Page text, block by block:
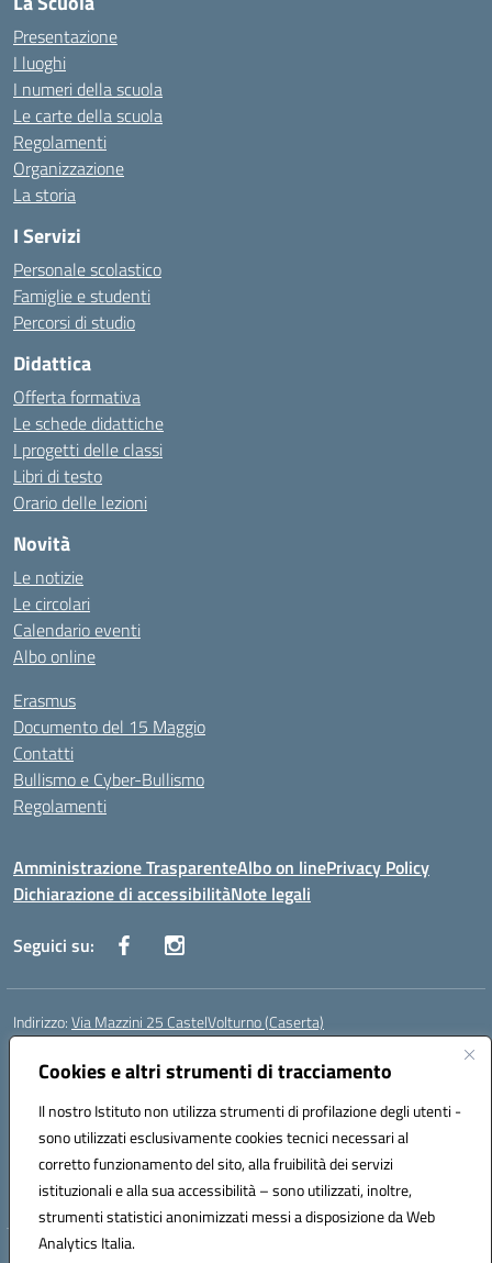
Cookies e altri strumenti di tracciamento
Il nostro Istituto non utilizza strumenti di profilazione degli utenti -
sono utilizzati esclusivamente cookies tecnici necessari al
corretto funzionamento del sito, alla fruibilità dei servizi
istituzionali e alla sua accessibilità – sono utilizzati, inoltre,
strumenti statistici anonimizzati messi a disposizione da Web
Analytics Italia.
Presentazione
I luoghi
I numeri della scuola
Le carte della scuola
Regolamenti
Organizzazione
La storia
I Servizi
Personale scolastico
Famiglie e studenti
Percorsi di studio
Didattica
Offerta formativa
Le schede didattiche
I progetti delle classi
Libri di testo
Orario delle lezioni
Novità
Le notizie
Le circolari
Calendario eventi
Albo online
Erasmus
Documento del 15 Maggio
Contatti
Bullismo e Cyber-Bullismo
Regolamenti
Amministrazione TrasparenteAlbo on linePrivacy Policy
Dichiarazione di accessibilitàNote legali
Seguici su:
Indirizzo:Via Mazzini 25 CastelVolturno (Caserta)
Centralino:
Posta elettronica certificata (PEC):ceis014005@pec.istruzione.it
Codice fiscale: 93063510619
Codice meccanografico:CEIS014005
Codice Indice delle Pubbliche Amministrazioni (IPA): istsc_ceis014005
Codice unico di fatturazione (CUF): UOU8EW